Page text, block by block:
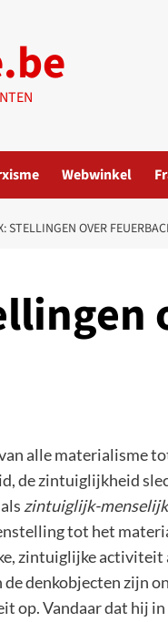
Webwinkel
STELLINGEN OVER
alle materialisme
de zintuiglijkheid
zintuiglijk-
tot het
zintuiglijke activiteit
denkobjecten zijn
op. Vandaar dat hij in